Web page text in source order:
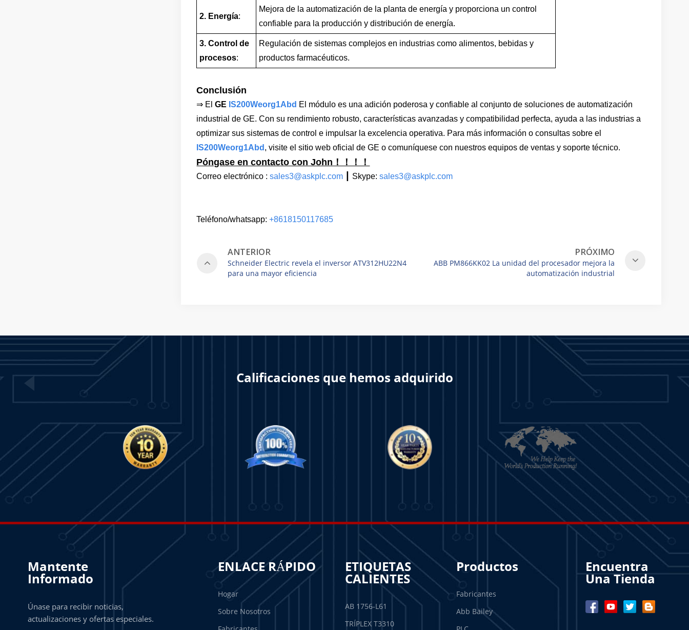
2. Energía:
Mejora de la automatización de la planta de energía y proporciona un control
confiable para la producción y distribución de energía.
3. Control de
procesos:
Regulación de sistemas complejos en industrias como alimentos, bebidas y
productos farmacéuticos.
Conclusión
⇒ ElGE IS200Weorg1Abd El módulo es una adición poderosa y confiable al conjunto de soluciones de automatización
industrial de GE. Con su rendimiento robusto, características avanzadas y compatibilidad perfecta, ayuda a las industrias a
optimizar sus sistemas de control e impulsar la excelencia operativa. Para más información o consultas sobre el
IS200Weorg1Abd , visite el sitio web oficial de GE o comuníquese con nuestros equipos de ventas y soporte técnico.
Póngase en contacto con John！！！！
Correo electrónico :sales3@askplc.com ┃ Skype:sales3@askplc.com
Teléfono/whatsapp:+8618150117685
ANTERIOR
Schneider Electric revela el inversor ATV312HU22N4
para una mayor eficiencia
PRÓXIMO
ABB PM866KK02 La unidad del procesador mejora la
automatización industrial
Calificaciones que hemos adquirido
Mantente
Informado
Únase para recibir noticias,
actualizaciones y ofertas especiales.
ENLACE RÁPIDO
Hogar
Sobre Nosotros
ETIQUETAS
CALIENTES
AB 1756-L61
TRÍPLEX T3310
Productos
Fabricantes
Abb Bailey
Encuentra
Una Tienda